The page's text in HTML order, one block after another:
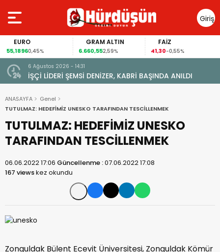
Giriş
Yap
EURO
55,18960,45%
GRAM ALTIN
6.660,552,59%
FAİZ
41,30-0,55%
6 Ağustos 2026 - 14:31
İŞÇİ LİDERİ ŞEMSİ DENİZER, KABRİ BAŞINDA ANILDI
ANASAYFA
Genel
TUTULMAZ: HEDEFİMİZ UNESKO TARAFINDAN TESCİLLENMEK
TUTULMAZ: HEDEFİMİZ UNESKO
TARAFINDAN TESCİLLENMEK
06.06.2022 17:06 Güncellenme :07.06.2022 17:08
167 viewskez okundu
Zonguldak Bülent Ecevit Üniversitesi, Zonguldak Kömür